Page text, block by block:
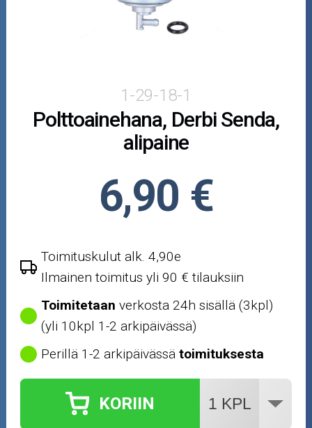
Öljyt ja kemikaalit
Outlet-tuotteet
1-29-18-1
Polttoainehana, Derbi Senda,
alipaine
6,90 €
Toimituskulut alk. 4,90e
Ilmainen toimitus yli 90 € tilauksiin
Toimitetaan verkosta 24h sisällä (3kpl)
(yli 10kpl 1-2 arkipäivässä)
Perillä 1-2 arkipäivässätoimituksesta
KORIIN